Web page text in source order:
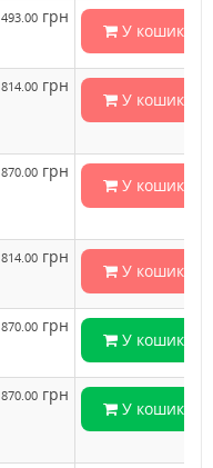
493.00 грн
У кошик
814.00 грн
У кошик
870.00 грн
У кошик
814.00 грн
У кошик
870.00 грн
У кошик
870.00 грн
У кошик